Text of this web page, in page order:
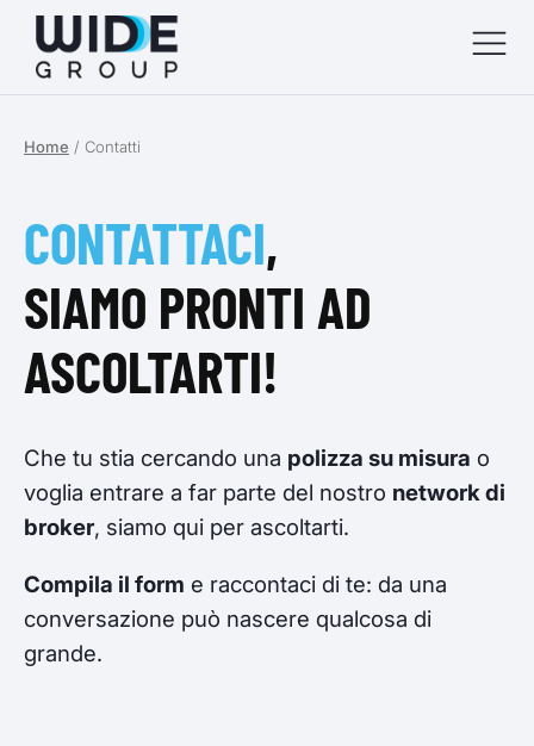
Home / Contatti
CONTATTACI,
SIAMO PRONTI AD
ASCOLTARTI!
Che tu stia cercando una polizza su misura o
voglia entrare a far parte del nostro network di
broker, siamo qui per ascoltarti.
Compila il form e raccontaci di te: da una
conversazione può nascere qualcosa di
grande.